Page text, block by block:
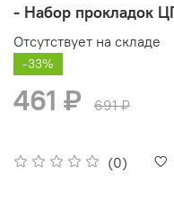
- Набор прокладок
(0)
Отсутствует на складе
-33%
461 ₽ 691 ₽